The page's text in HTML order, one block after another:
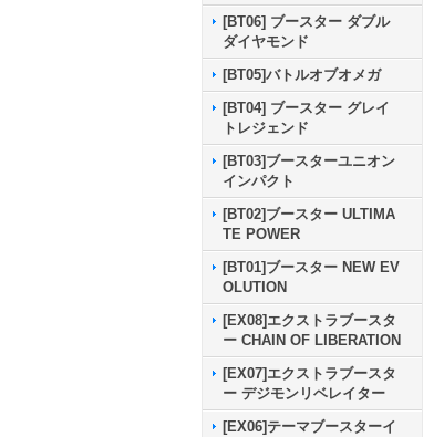
[BT06] ブースター ダブル
ダイヤモンド
[BT05]バトルオブオメガ
[BT04] ブースター グレイ
トレジェンド
[BT03]ブースターユニオン
インパクト
[BT02]ブースター ULTIMA
TE POWER
[BT01]ブースター NEW EV
OLUTION
[EX08]エクストラブースタ
ー CHAIN OF LIBERATION
[EX07]エクストラブースタ
ー デジモンリベレイター
[EX06]テーマブースターイ